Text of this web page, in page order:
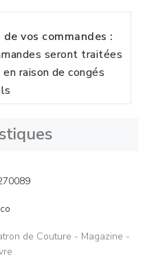
vos commandes :
seront traitées
raison de congés
de Couture - Magazine -